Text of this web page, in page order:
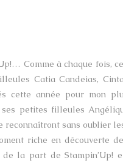
Comme à chaque fois,
Catia Candeias,
cette année pour mon
petites filleules
reconnaîtront sans oublier
riche en découverte
la part de Stampin’Up!